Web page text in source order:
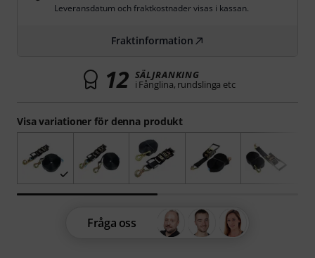
Visa variationer för denna produkt
Leveransdatum och fraktkostnader visas i kassan.
Fraktinformation
12 SÄLJRANKING
i Fånglina, rundslinga etc
Fråga oss